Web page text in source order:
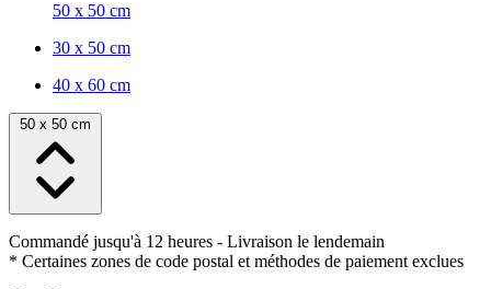
50 x 50 cm
30 x 50 cm
40 x 60 cm
50 x 50 cm
Commandé jusqu'à 12 heures - Livraison le lendemain
* Certaines zones de code postal et méthodes de paiement exclues